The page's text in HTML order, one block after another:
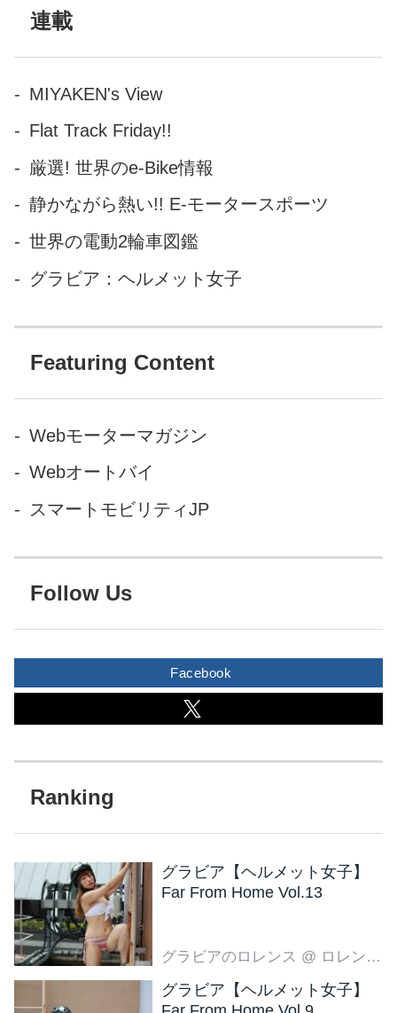
連載
MIYAKEN's View
Flat Track Friday!!
厳選! 世界のe-Bike情報
静かながら熱い!! E-モータースポーツ
世界の電動2輪車図鑑
グラビア：ヘルメット女子
Featuring Content
Webモーターマガジン
Webオートバイ
スマートモビリティJP
Follow Us
Facebook
グラビア【ヘルメット女子】
Far From Home Vol.13
グラビアのロレンス @ ロレンス編集部
グラビア【ヘルメット女子】